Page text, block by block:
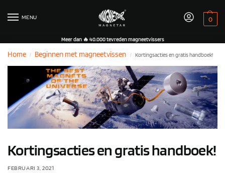
MENU 0
Meer dan 🔥 40.000 tevreden magneetvissers
Home / Beginnen met magneetvissen / Kortingsacties en gratis handboek!
Kortingsacties en gratis handboek!
FEBRUARI 3, 2021